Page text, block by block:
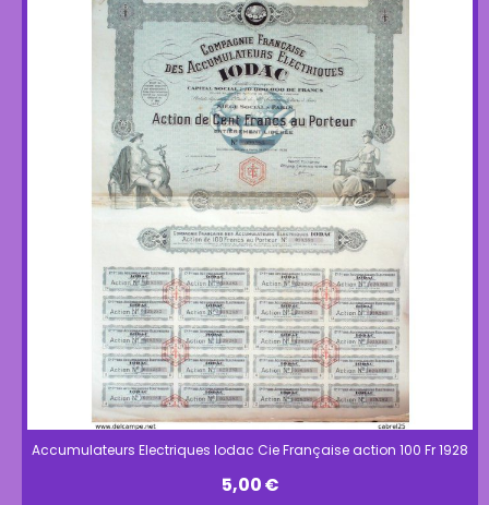
Accumulateurs Electriques Iodac Cie Française action 100 Fr 1928
5,00€